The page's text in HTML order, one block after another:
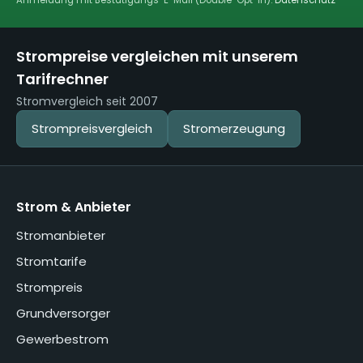
Strompreise vergleichen mit unserem
Tarifrechner
Stromvergleich seit 2007
Strompreisvergleich Stromerzeugung
Strom & Anbieter
Stromanbieter
Stromtarife
Strompreis
Grundversorger
Gewerbestrom